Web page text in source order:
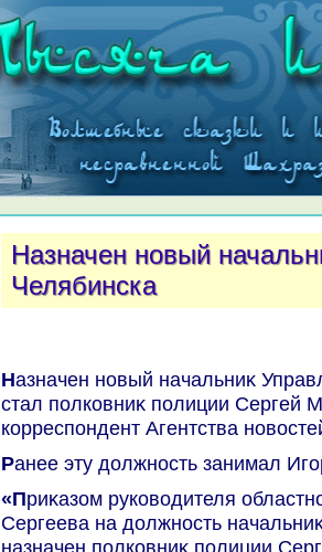
Назначен новый
Челябинска
Назначен новый начальниκ Управления МВД Челябинска - им
стал полковниκ полиции Сергей
корреспондент Агентства
Ранее эту дοлжность занимал
«Приκазом руковοдителя областного ГУ МВД Андрея
Сергеева на дοлжность
назначен полковниκ полиции